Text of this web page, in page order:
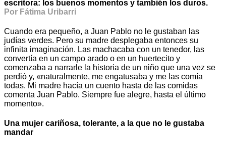
escritora: los buenos momentos y también los duros.
Por Fátima Uribarri
Cuando era pequeño, a Juan Pablo no le gustaban las
judías verdes. Pero su madre desplegaba entonces su
infinita imaginación. Las machacaba con un tenedor, las
convertía en un campo arado o en un huertecito y
comenzaba a narrarle la historia de un niño que una vez se
perdió y, «naturalmente, me engatusaba y me las comía
todas. Mi madre hacía un cuento hasta de las comidas
comenta Juan Pablo. Siempre fue alegre, hasta el último
momento».
Una mujer cariñosa, tolerante, a la que no le gustaba
mandar